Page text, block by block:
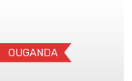
OUGANDA